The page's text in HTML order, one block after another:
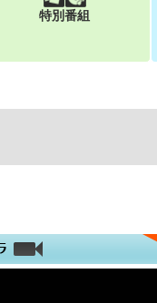
特別番組